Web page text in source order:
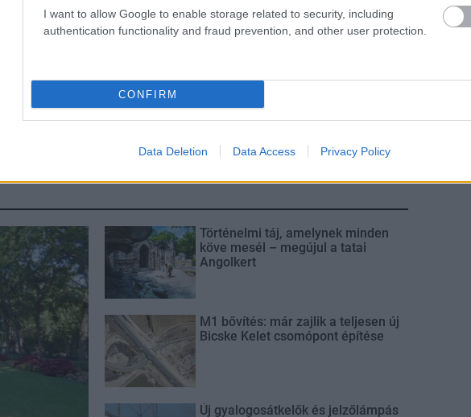
I want to allow Google to enable storage related to security, including
authentication functionality and fraud prevention, and other user protection.
CONFIRM
Data Deletion Data Access Privacy Policy
Paks: hétfőn és talán még
kedden üzemben tartható az
Az atomerőmű egyetlen
Történelmi táj, amelynek minden
köve mesél – megújul a tatai
Angolkert
M1 bővítés: már zajlik a teljesen új
Bicske Kelet csomópont építése
Új gyalogosátkelők és jelzőlámpás